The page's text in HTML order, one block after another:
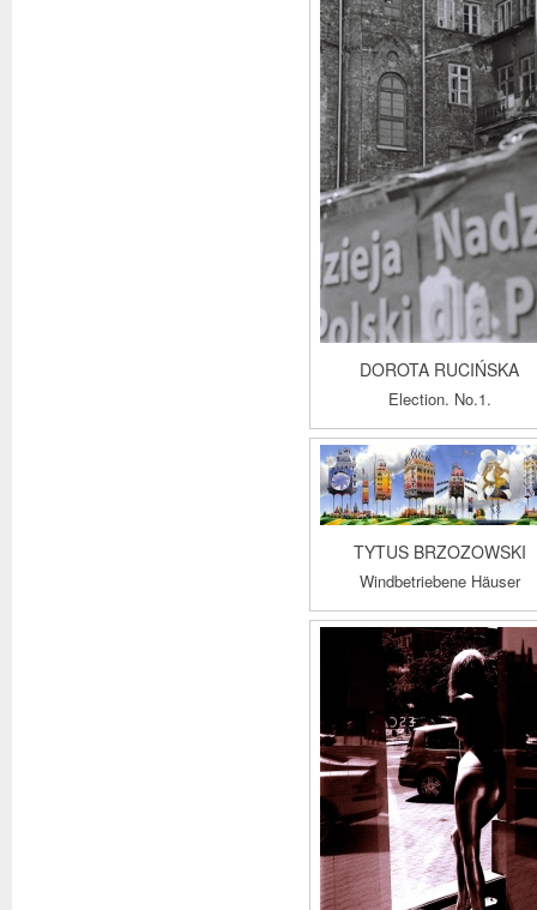
DOROTA RUCIŃSKA
Election. No.1.
TYTUS BRZOZOWSKI
Windbetriebene Häuser